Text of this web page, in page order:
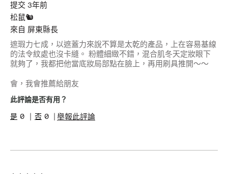
提交 3年前
松鼠🐿️
來自 屏東縣長
遮瑕力七成，以遮蓋力來說不算是太乾的產品，上在容易基線
的法令紋處也沒卡縫。 粉體細緻不錯，混合肌冬天定妝眼下
就夠了，我都把他當底妝局部點在臉上，再用刷具推開～～
會，我會推薦給朋友
此評論是否有用？
0 0 舉報此評論